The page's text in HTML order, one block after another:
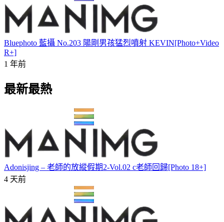
Bluephoto 藍攝 No.203 陽剛男孩猛烈噴射 KEVIN[Photo+Video
R+]
1 年前
最新最熱
Adonisjing – 老師的放縱假期2-Vol.02 c老師回歸[Photo 18+]
4 天前